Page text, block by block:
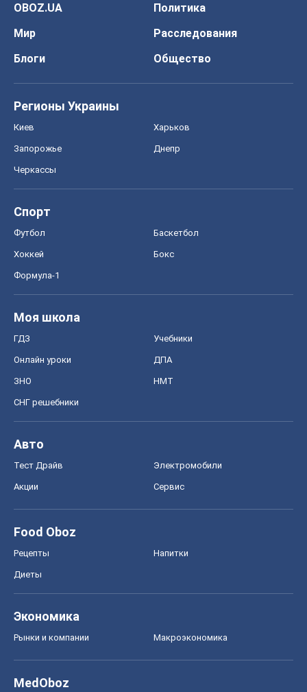
OBOZ.UA
Политика
Мир
Расследования
Блоги
Общество
Регионы Украины
Киев Харьков
Запорожье Днепр
Черкассы
Спорт
Футбол Баскетбол
Хоккей Бокс
Формула-1
Моя школа
ГДЗ Учебники
Онлайн уроки ДПА
ЗНО НМТ
СНГ решебники
Авто
Тест Драйв Электромобили
Акции Сервис
Food Oboz
Рецепты Напитки
Диеты
Экономика
Рынки и компании Mакроэкономика
MedOboz